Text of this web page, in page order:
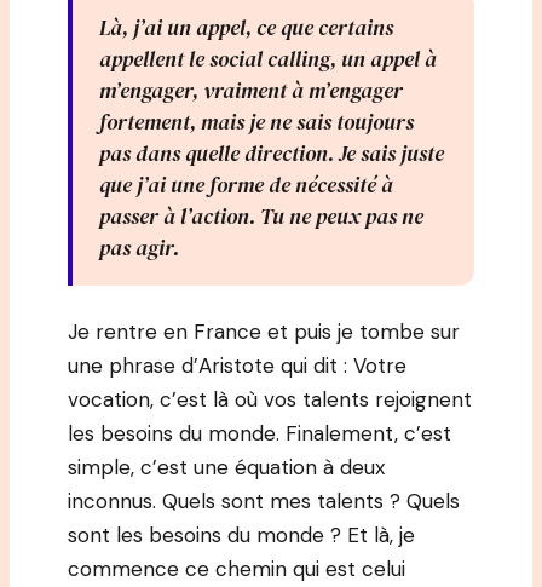
Là, j’ai un appel, ce que certains
appellent le social calling, un appel à
m’engager, vraiment à m’engager
fortement, mais je ne sais toujours
pas dans quelle direction. Je sais juste
que j’ai une forme de nécessité à
passer à l’action. Tu ne peux pas ne
pas agir.
Je rentre en France et puis je tombe sur
une phrase d’Aristote qui dit : Votre
vocation, c’est là où vos talents rejoignent
les besoins du monde. Finalement, c’est
simple, c’est une équation à deux
inconnus. Quels sont mes talents ? Quels
sont les besoins du monde ? Et là, je
commence ce chemin qui est celui